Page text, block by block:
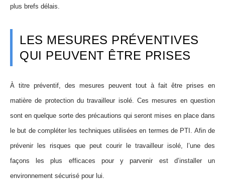
plus brefs délais.
LES MESURES PRÉVENTIVES
QUI PEUVENT ÊTRE PRISES
À titre préventif, des mesures peuvent tout à fait être prises en
matière de protection du travailleur isolé. Ces mesures en question
sont en quelque sorte des précautions qui seront mises en place dans
le but de compléter les techniques utilisées en termes de PTI. Afin de
prévenir les risques que peut courir le travailleur isolé, l’une des
façons les plus efficaces pour y parvenir est d’installer un
environnement sécurisé pour lui.